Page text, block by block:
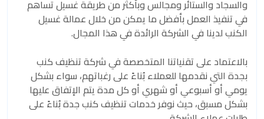
والسجاد والستائر ومجالس وبأكثر من طريقة غسيل تساهم
في تنفيذ العمل بأفضل ما يمكن من خلال عمالة غسيل
الكنب لدينا في الشركة الرائدة في هذا المجال.
بالاعتماد على تقنياتنا المتخصصة في شركة تنظيف كنب
بجدة التي نقدمها للعملاء بُناءً على رغباتهم، سواء بشكل
يومي أو أسبوعي أو شهري أو كل مدة يتم الإتفاق عليها
بشكل مسبق، حيث نوفر خدمات تنظيف كنب جدة بُناءً على